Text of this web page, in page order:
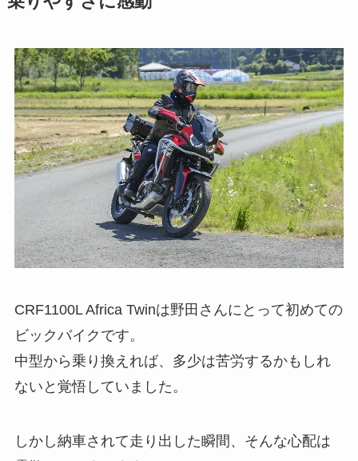
CRF1100L Africa Twinは野田さんにとって初めての
ビックバイクです。
中型から乗り換えれば、多少は苦労するかもしれ
ないと覚悟していました。
しかし納車されて走り出した瞬間、そんな心配は